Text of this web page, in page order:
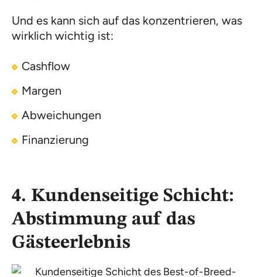
Und es kann sich auf das konzentrieren, was
wirklich wichtig ist:
Cashflow
Margen
Abweichungen
Finanzierung
4. Kundenseitige Schicht:
Abstimmung auf das
Gästeerlebnis